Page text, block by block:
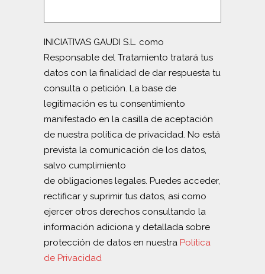
INICIATIVAS GAUDI S.L. como
Responsable del Tratamiento tratará tus
datos con la finalidad de dar respuesta tu
consulta o petición. La base de
legitimación es tu consentimiento
manifestado en la casilla de aceptación
de nuestra política de privacidad. No está
prevista la comunicación de los datos,
salvo cumplimiento
de obligaciones legales. Puedes acceder,
rectificar y suprimir tus datos, así como
ejercer otros derechos consultando la
información adiciona y detallada sobre
protección de datos en nuestra Política
de Privacidad